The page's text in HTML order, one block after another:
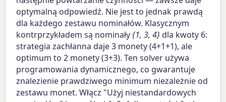
optymalną odpowiedź. Nie jest to jednak prawdą
dla każdego zestawu nominałów. Klasycznym
kontrprzykładem są nominały{1, 3, 4}dla kwoty 6:
strategia zachłanna daje 3 monety (4+1+1), ale
optimum to 2 monety (3+3). Ten solver używa
programowania dynamicznego, co gwarantuje
znalezienie prawdziwego minimum niezależnie od
zestawu monet. Włącz "Użyj niestandardowych